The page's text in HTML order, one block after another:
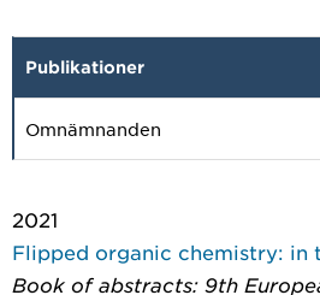
Publikationer
Omnämnanden
2021
Flipped organic chemistry: in
Book of abstracts: 9th